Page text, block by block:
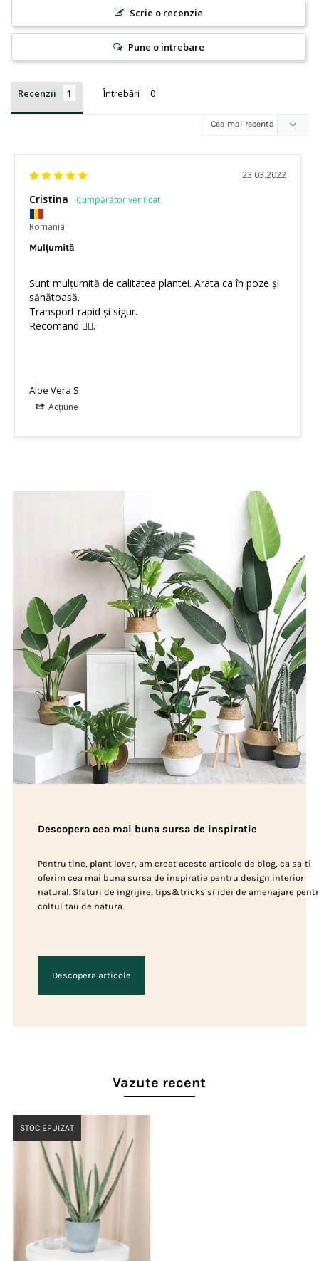
Scrie o recenzie
Pune o intrebare
Recenzii Întrebări
23.03.2022
Cristina
Romania
Mulțumită
Sunt mulțumită de calitatea plantei. Arata ca în poze și
sănătoasă.
Transport rapid și sigur.
Recomand 👌🏼.
Aloe Vera S
Acțiune
Descopera cea mai buna sursa de inspiratie
Pentru tine, plant lover, am creat aceste articole de blog, ca sa-ti
oferim cea mai buna sursa de inspiratie pentru design interior
natural. Sfaturi de ingrijire, tips&tricks si idei de amenajare
coltul tau de natura.
Descopera articole
Vazute recent
STOC EPUIZAT